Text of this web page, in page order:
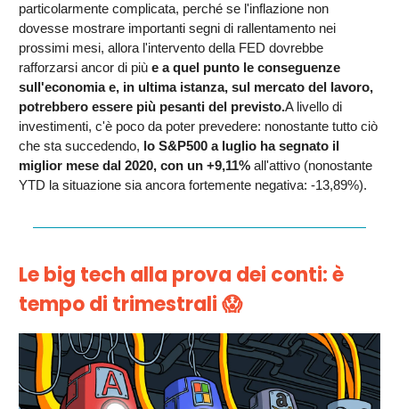
particolarmente complicata, perché se l'inflazione non
dovesse mostrare importanti segni di rallentamento nei
prossimi mesi, allora l'intervento della FED dovrebbe
rafforzarsi ancor di più e a quel punto le conseguenze
sull'economia e, in ultima istanza, sul mercato del lavoro,
potrebbero essere più pesanti del previsto.A livello di
investimenti, c'è poco da poter prevedere: nonostante tutto ciò
che sta succedendo, lo S&P500 a luglio ha segnato il
miglior mese dal 2020, con un +9,11% all'attivo (nonostante
YTD la situazione sia ancora fortemente negativa: -13,89%).
Le big tech alla prova dei conti: è
tempo di trimestrali😱